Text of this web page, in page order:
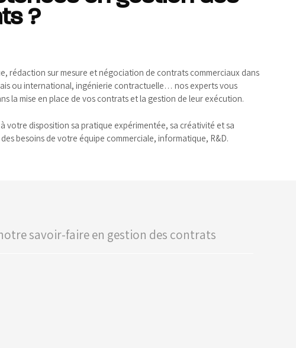
?
rédaction sur mesure et négociation de contrats commerciaux dans
ou international, ingénierie contractuelle… nos experts vous
la mise en place de vos contrats et la gestion de leur exécution.
votre disposition sa pratique expérimentée, sa créativité et sa
besoins de votre équipe commerciale, informatique, R&D.
savoir-faire en gestion des contrats